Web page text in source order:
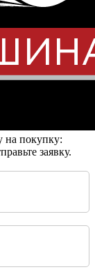
на покупку:
заявку.